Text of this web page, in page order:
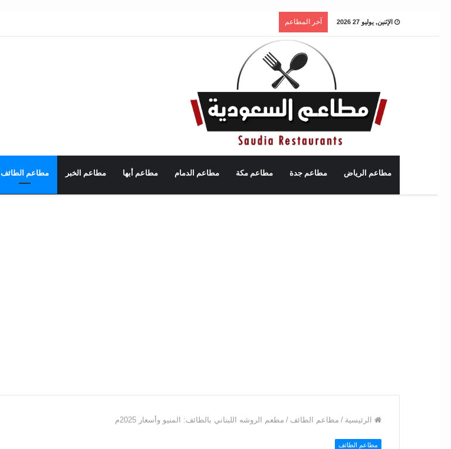
الإثنين, يوليو 27 2026 آخر المطاعم
مطاعم الرياض مطاعم جدة مطاعم مكة مطاعم الدمام مطاعم أبها مطاعم الخبر مطاعم الطائف
الرئيسية / مطاعم الطائف / مطعم الروشه اللبناني بالطائف: المنيو وأسعار 2025م
مطاعم الطائف